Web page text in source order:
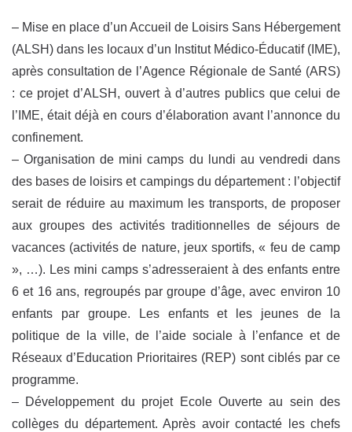
– Mise en place d’un Accueil de Loisirs Sans Hébergement
(ALSH) dans les locaux d’un Institut Médico-Éducatif (IME),
après consultation de l’Agence Régionale de Santé (ARS)
: ce projet d’ALSH, ouvert à d’autres publics que celui de
l’IME, était déjà en cours d’élaboration avant l’annonce du
confinement.
– Organisation de mini camps du lundi au vendredi dans
des bases de loisirs et campings du département : l’objectif
serait de réduire au maximum les transports, de proposer
aux groupes des activités traditionnelles de séjours de
vacances (activités de nature, jeux sportifs, « feu de camp
», …). Les mini camps s’adresseraient à des enfants entre
6 et 16 ans, regroupés par groupe d’âge, avec environ 10
enfants par groupe. Les enfants et les jeunes de la
politique de la ville, de l’aide sociale à l’enfance et de
Réseaux d’Education Prioritaires (REP) sont ciblés par ce
programme.
– Développement du projet Ecole Ouverte au sein des
collèges du département. Après avoir contacté les chefs